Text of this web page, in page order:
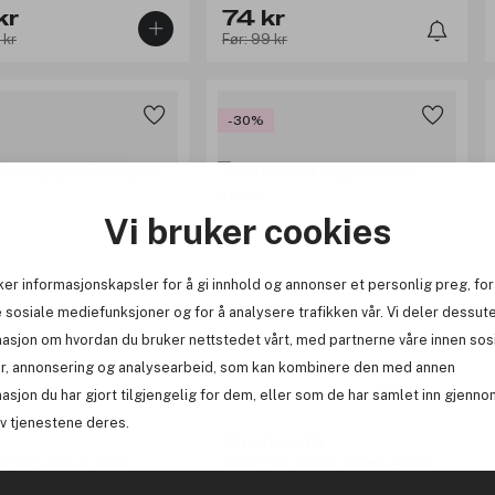
Vi bruker cookies
informasjonskapsler for å gi innhold og annonser et personlig preg, for
sosiale mediefunksjoner og for å analysere trafikken vår. Vi deler
om hvordan du bruker nettstedet vårt, med partnerne våre innen
annonsering og analysearbeid, som kan kombinere den med annen
du har gjort tilgjengelig for dem, eller som de har samlet inn
tjenestene deres.
kr
74 kr
Før: 99 kr
-30%
(16)